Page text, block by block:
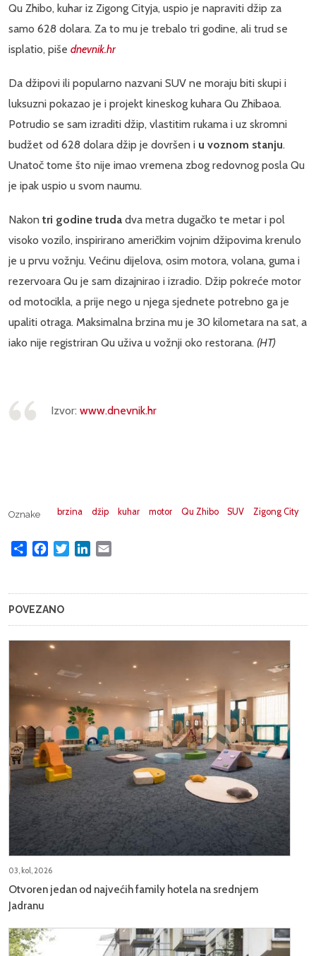
Qu Zhibo, kuhar iz Zigong Cityja, uspio je napraviti džip za
samo 628 dolara. Za to mu je trebalo tri godine, ali trud se
isplatio, piše dnevnik.hr
Da džipovi ili popularno nazvani SUV ne moraju biti skupi i
luksuzni pokazao je i projekt kineskog kuhara Qu Zhibaoa.
Potrudio se sam izraditi džip, vlastitim rukama i uz skromni
budžet od 628 dolara džip je dovršen i u voznom stanju.
Unatoč tome što nije imao vremena zbog redovnog posla Qu
je ipak uspio u svom naumu.
Nakon tri godine truda dva metra dugačko te metar i pol
visoko vozilo, inspirirano američkim vojnim džipovima krenulo
je u prvu vožnju. Većinu dijelova, osim motora, volana, guma i
rezervoara Qu je sam dizajnirao i izradio. Džip pokreće motor
od motocikla, a prije nego u njega sjednete potrebno ga je
upaliti otraga. Maksimalna brzina mu je 30 kilometara na sat, a
iako nije registriran Qu uživa u vožnji oko restorana. (HT)
Izvor: www.dnevnik.hr
Oznake brzina džip kuhar motor Qu Zhibo SUV Zigong City
Share FacebookTwitterLinkedIn
POVEZANO
03, kol, 2026
Otvoren jedan od najvećih family hotela na srednjem
Jadranu